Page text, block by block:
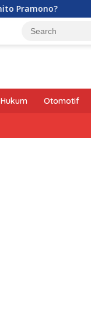
Jejak Gen
Hukum Otomotif